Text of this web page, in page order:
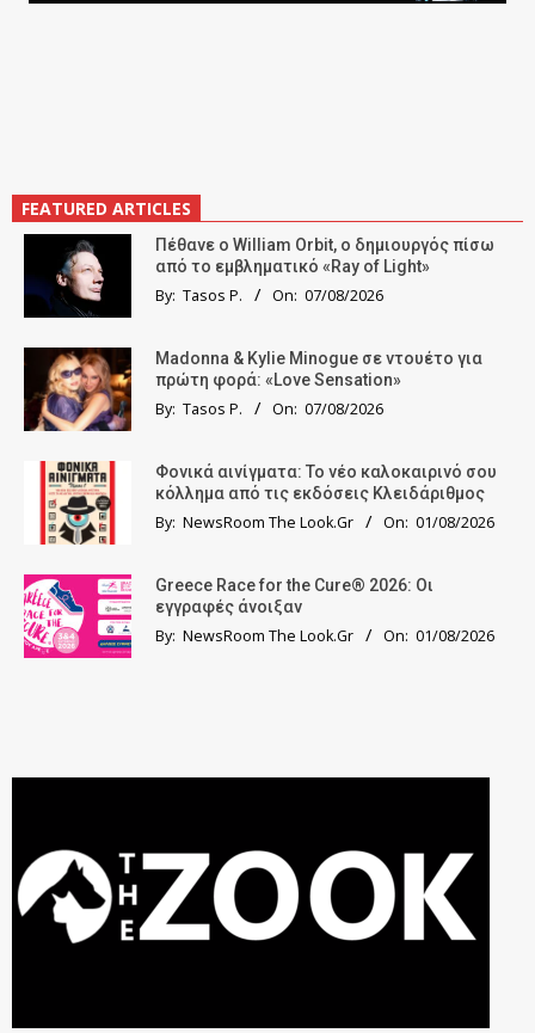
FEATURED ARTICLES
Πέθανε ο William Orbit, ο δημιουργός πίσω
από το εμβληματικό «Ray of Light»
By: Tasos P. On: 07/08/2026
Madonna & Kylie Minogue σε ντουέτο για
πρώτη φορά: «Love Sensation»
By: Tasos P. On: 07/08/2026
Φονικά αινίγματα: Το νέο καλοκαιρινό σου
κόλλημα από τις εκδόσεις Κλειδάριθμος
By: NewsRoom The Look.Gr On: 01/08/2026
Greece Race for the Cure® 2026: Οι
εγγραφές άνοιξαν
By: NewsRoom The Look.Gr On: 01/08/2026